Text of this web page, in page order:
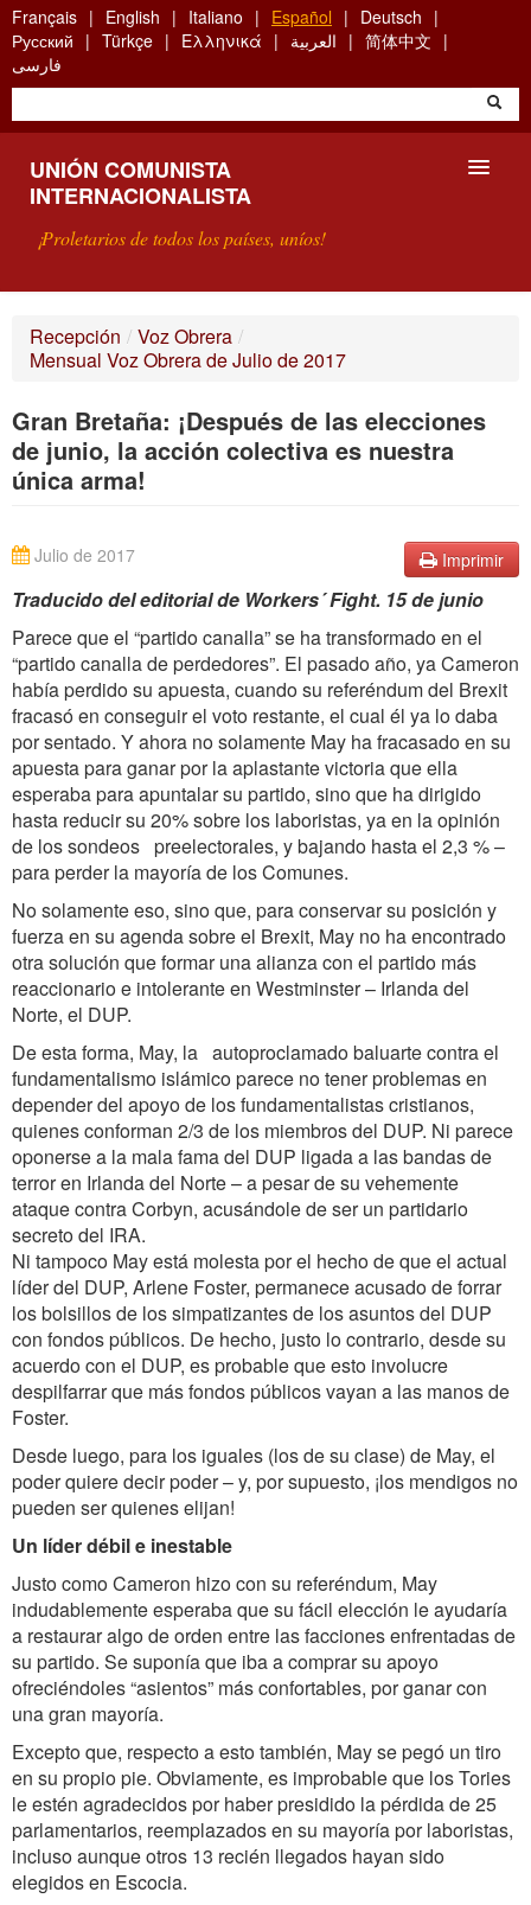
Skip
to
main
content
Français English Italiano Español
Deutsch
Русский
Türkçe Ελληνικά العربية
简体中文
فارسی
UNIÓN COMUNISTA
INTERNACIONALISTA
¡Proletarios de todos los países, uníos!
¿QUÉ ES LA UCI?
BÚSQUEDA
CONTACTARNOS
Recepción / Voz Obrera /
Mensual Voz Obrera de Julio de 2017
Gran Bretaña: ¡Después de las elecciones
de junio, la acción colectiva es nuestra
única arma!
Imprimir
Julio de 2017
Traducido del editorial de Workers´ Fight. 15 de junio
Parece que el “partido canalla” se ha transformado en el
“partido canalla de perdedores”. El pasado año, ya Cameron
había perdido su apuesta, cuando su referéndum del Brexit
fracasó en conseguir el voto restante, el cual él ya lo daba
por sentado. Y ahora no solamente May ha fracasado en su
apuesta para ganar por la aplastante victoria que ella
esperaba para apuntalar su partido, sino que ha dirigido
hasta reducir su 20% sobre los laboristas, ya en la opinión
de los sondeos preelectorales, y bajando hasta el 2,3 % –
para perder la mayoría de los Comunes.
No solamente eso, sino que, para conservar su posición y
fuerza en su agenda sobre el Brexit, May no ha encontrado
otra solución que formar una alianza con el partido más
reaccionario e intolerante en Westminster – Irlanda del
Norte, el DUP.
De esta forma, May, la autoproclamado baluarte contra el
fundamentalismo islámico parece no tener problemas en
depender del apoyo de los fundamentalistas cristianos,
quienes conforman 2/3 de los miembros del DUP. Ni parece
oponerse a la mala fama del DUP ligada a las bandas de
terror en Irlanda del Norte – a pesar de su vehemente
ataque contra Corbyn, acusándole de ser un partidario
secreto del IRA.
Ni tampoco May está molesta por el hecho de que el actual
líder del DUP, Arlene Foster, permanece acusado de forrar
los bolsillos de los simpatizantes de los asuntos del DUP
con fondos públicos. De hecho, justo lo contrario, desde su
acuerdo con el DUP, es probable que esto involucre
despilfarrar que más fondos públicos vayan a las manos de
Foster.
Desde luego, para los iguales (los de su clase) de May, el
poder quiere decir poder – y, por supuesto, ¡los mendigos no
pueden ser quienes elijan!
Un líder débil e inestable
Justo como Cameron hizo con su referéndum, May
indudablemente esperaba que su fácil elección le ayudaría
a restaurar algo de orden entre las facciones enfrentadas de
su partido. Se suponía que iba a comprar su apoyo
ofreciéndoles “asientos” más confortables, por ganar con
una gran mayoría.
Excepto que, respecto a esto también, May se pegó un tiro
en su propio pie. Obviamente, es improbable que los Tories
le estén agradecidos por haber presidido la pérdida de 25
parlamentarios, reemplazados en su mayoría por laboristas,
incluso aunque otros 13 recién llegados hayan sido
elegidos en Escocia.